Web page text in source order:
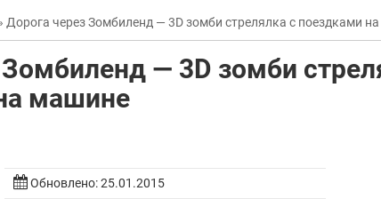
Дорога через Зомбиленд — 3D зомби стрелялка с поездками
— 3D зомби
машине
Обновлено:25.01.2015